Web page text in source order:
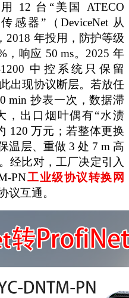
12 台“美国 ATECO
感器”（DeviceNet 从
2018 年投用，防护等级
，响应 50 ms。2025 年
中控系统只保留
出现协议断层。若放任
min 抄表一次，数据滞
，出口烟叶偶有“水渍
120 万元；若整体更换
温层、重做 3 处 7 m 高
经比对，工厂决定引入
PN工业级协议转换网
议互通。